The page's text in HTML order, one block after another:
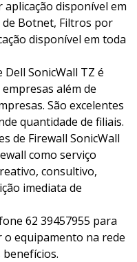
disponível em
de Botnet, Filtros por
disponível em toda
SonicWall TZ é
além de
São excelentes
quantidade de filiais.
de Firewall SonicWall
como serviço
consultivo,
imediata de
62 39457955 para
equipamento na rede